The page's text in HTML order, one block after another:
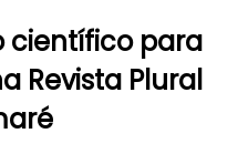
científico para
Revista Plural